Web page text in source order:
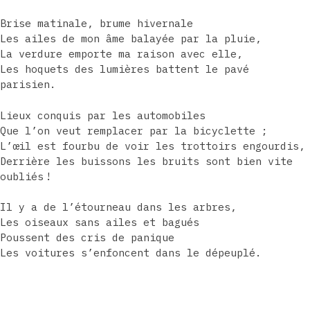
Brise matinale, brume hivernale
Les ailes de mon âme balayée par la pluie,
La verdure emporte ma raison avec elle,
Les hoquets des lumières battent le pavé
parisien.
Lieux conquis par les automobiles
Que l’on veut remplacer par la bicyclette ;
L’œil est fourbu de voir les trottoirs engourdis,
Derrière les buissons les bruits sont bien vite
oubliés !
Il y a de l’étourneau dans les arbres,
Les oiseaux sans ailes et bagués
Poussent des cris de panique
Les voitures s’enfoncent dans le dépeuplé.